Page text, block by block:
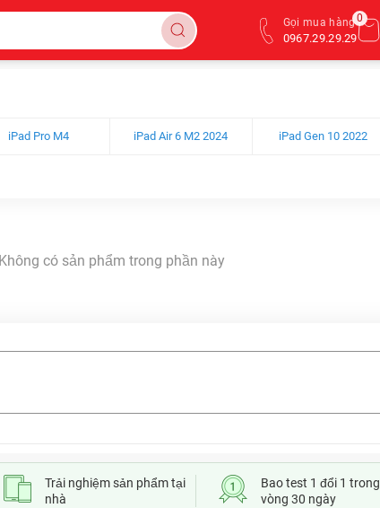
Gọi mua hàng
0967.29.29.29
0
iPad Pro M4 iPad Air 6 M2 2024 iPad Gen 10 2022
Không có sản phẩm trong phần này
Trải nghiệm sản phẩm tại
nhà
Bao test 1 đổi 1 trong
vòng 30 ngày